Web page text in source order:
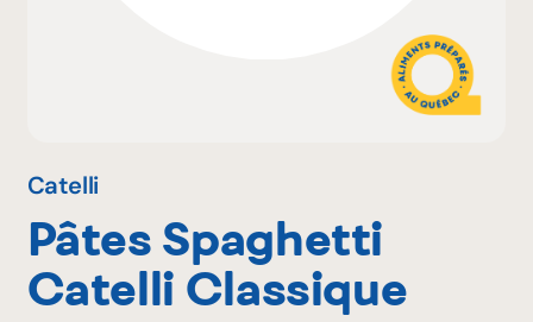
Catelli
Pâtes Spaghetti
Catelli Classique